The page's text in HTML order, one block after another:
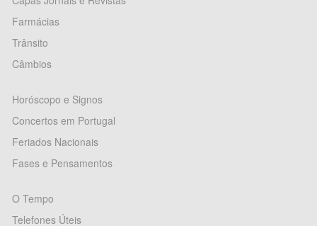
Farmácias
Trânsito
Câmbios
Horóscopo e Signos
Concertos em Portugal
Feriados Nacionais
Fases e Pensamentos
O Tempo
Telefones Úteis